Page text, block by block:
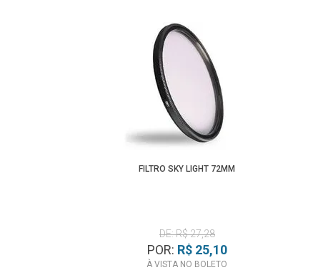
FILTRO SKY LIGHT 72MM
DE: R$ 27,28
POR: R$ 25,10
À VISTA NO BOLETO